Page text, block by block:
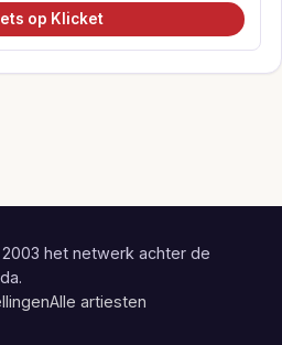
op Klicket
het netwerk achter de
Alle artiesten